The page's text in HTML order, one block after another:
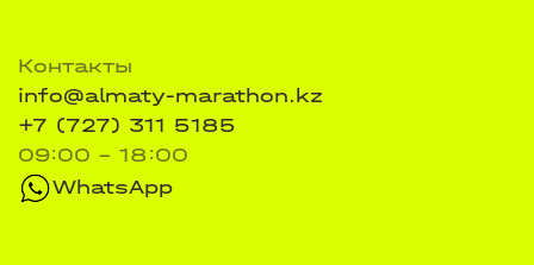
Контакты
info@almaty-marathon.kz
+7 (727) 311 5185
09:00 - 18:00
WhatsApp